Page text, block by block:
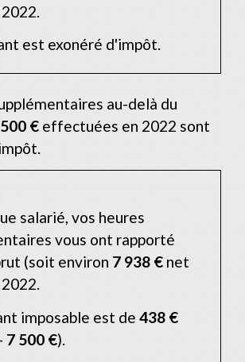
est exonéré d'impôt.
au-delà du
€ effectuées en 2022 sont
salarié, vos heures
vous ont rapporté
(soit environ 7 938 € net
imposable est de 438 €
7 500 €).